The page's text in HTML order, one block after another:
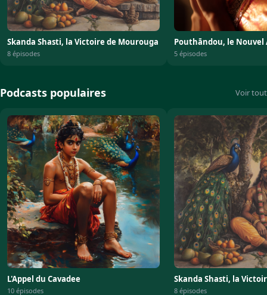
Skanda Shasti, la Victoire de Mourouga
8 épisodes
Pouthāndou, le Nouvel
5 épisodes
Podcasts populaires Voir tout
L'Appel du Cavadee
10 épisodes
Skanda Shasti, la
8 épisodes